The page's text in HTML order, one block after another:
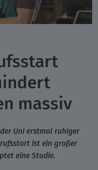
massiv
Uni erstmal ruhiger
ist ein großer
eine Studie.